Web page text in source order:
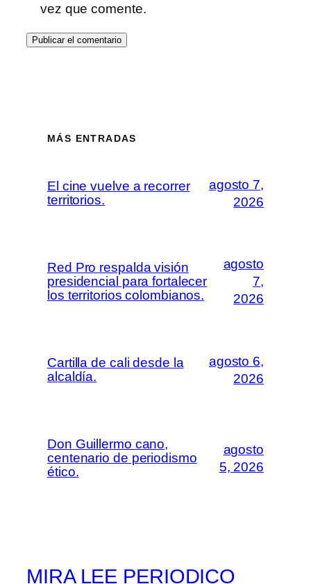
vez que comente.
MÁS ENTRADAS
El cine vuelve a recorrer
territorios.
agosto 7,
2026
Red Pro respalda visión
presidencial para fortalecer
los territorios colombianos.
agosto
7,
2026
Cartilla de cali desde la
alcaldía.
agosto 6,
2026
Don Guillermo cano,
centenario de periodismo
ético.
agosto
5, 2026
MIRA LEE PERIODICO